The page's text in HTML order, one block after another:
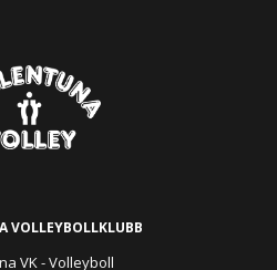
VOLLEYBOLLKLUBB
VK - Volleyboll